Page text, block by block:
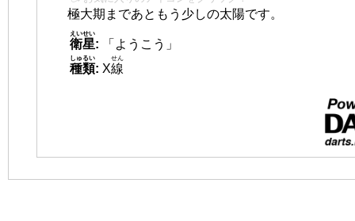
極大期まであともう少しの太陽です。
衛星
えいせい
:
「ようこう」
種類
しゅるい
: X線
せん